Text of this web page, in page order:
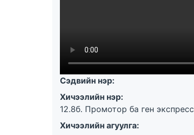
Сэдвийн нэр:
Хичээлийн нэр:
12.8б. Промотор ба ген экспресс
Хичээлийн агуулга: